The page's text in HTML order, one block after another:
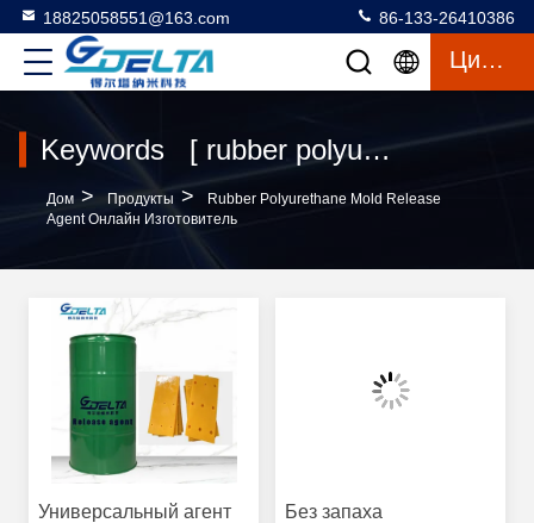
18825058551@163.com 86-133-26410386
Цитата
Keywords [ rubber polyurethane mold release agent ] Match 43 Продукты
Дом > Продукты >
Rubber Polyurethane Mold Release
Agent Онлайн Изготовитель
Универсальный агент
Без запаха